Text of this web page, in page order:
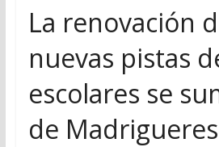
La renovación
nuevas pistas
escolares se
de Madrigueres